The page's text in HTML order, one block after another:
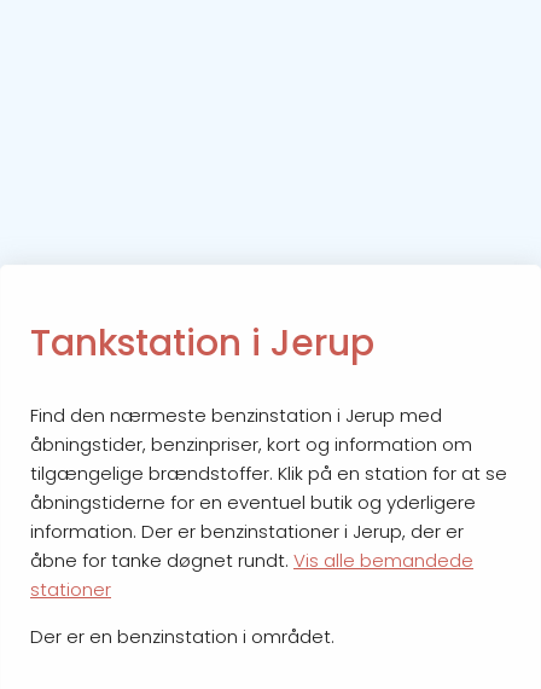
Tankstation i Jerup
Find den nærmeste benzinstation i Jerup med
åbningstider, benzinpriser, kort og information om
tilgængelige brændstoffer. Klik på en station for at se
åbningstiderne for en eventuel butik og yderligere
information. Der er benzinstationer i Jerup, der er
åbne for tanke døgnet rundt. Vis alle bemandede
stationer
Der er en benzinstation i området.